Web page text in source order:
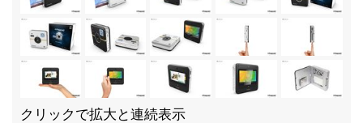
クリックで拡大と連続表示